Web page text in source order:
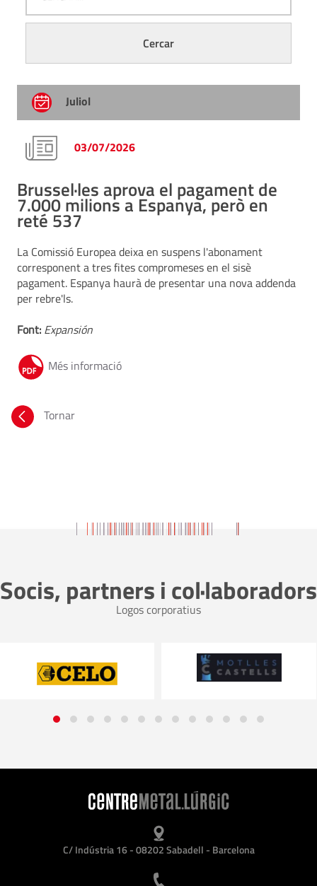
Juliol
03/07/2026
Brussel·les aprova el pagament de
7.000 milions a Espanya, però en
reté 537
La Comissió Europea deixa en suspens l'abonament
corresponent a tres fites compromeses en el sisè
pagament. Espanya haurà de presentar una nova addenda
per rebre'ls.
Font: Expansión
Més informació
Tornar
Socis, partners i col·laboradors
Logos corporatius
C/ Indústria 16 - 08202 Sabadell - Barcelona